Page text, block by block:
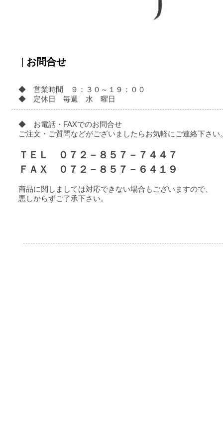
| お問合せ
◆ 営業時間 ９：３０～１９：００
◆ 定休日 毎週 水 曜日
◆ お電話・FAXでのお問合せ
ご注文・ご質問などがございましたらお気軽にご連絡下さい
ＴＥＬ ０７２－８５７－７４４７
ＦＡＸ ０７２－８５７－６４１９
商品に関しましては対応できない場合もございますので、
悪しからずご了承下さい。